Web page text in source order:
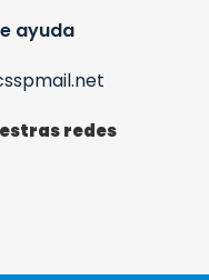
ayuda
redes